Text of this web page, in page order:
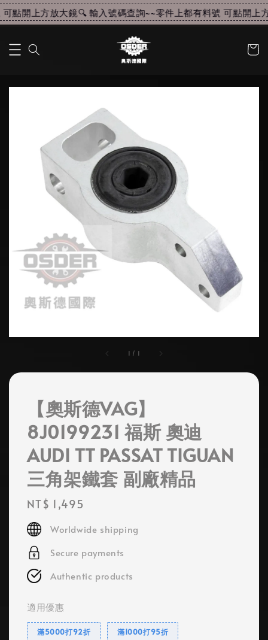
點開上方放大鏡🔍 輸入號碼查詢~~零件上都有料號 可點開上
1 / 1
【奧斯德VAG】
8J0199231 福斯 奧迪
AUDI TT PASSAT TIGUAN
三角架鐵套 副廠精品
Regular
price
NT$ 1,495
Worldwide shipping
Secure payments
Authentic products
適用優惠
滿5000打92折 滿1000打95折